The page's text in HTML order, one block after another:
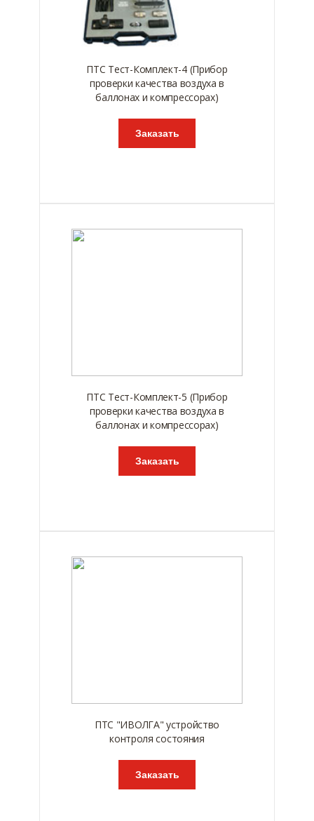
ПТС Тест-Комплект-4 (Прибор
проверки качества воздуха в
баллонах и компрессорах)
Заказать
ПТС Тест-Комплект-5 (Прибор
проверки качества воздуха в
баллонах и компрессорах)
Заказать
ПТС "ИВОЛГА" устройство
контроля состояния
Заказать